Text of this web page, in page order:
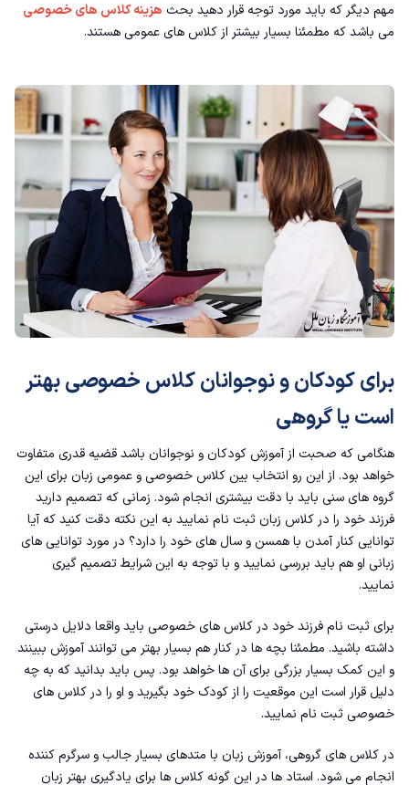
مهم دیگر که باید مورد توجه قرار دهید بحث هزینه کلاس های خصوصی
می باشد که مطمئنا بسیار بیشتر از کلاس های عمومی هستند.
برای کودکان و نوجوانان کلاس خصوصی بهتر
است یا گروهی
هنگامی که صحبت از آموزش کودکان و نوجوانان باشد قضیه قدری متفاوت
خواهد بود. از این رو انتخاب بین کلاس خصوصی و عمومی زبان برای این
گروه های سنی باید با دقت بیشتری انجام شود. زمانی که تصمیم دارید
فرزند خود را در کلاس زبان ثبت نام نمایید به این نکته دقت کنید که آیا
توانایی کنار آمدن با همسن و سال های خود را دارد؟ در مورد توانایی های
زبانی او هم باید بررسی نمایید و با توجه به این شرایط تصمیم گیری
نمایید.
برای ثبت نام فرزند خود در کلاس های خصوصی باید واقعا دلایل درستی
داشته باشید. مطمئنا بچه ها در کنار هم بسیار بهتر می توانند آموزش ببینند
و این کمک بسیار بزرگی برای آن ها خواهد بود. پس باید بدانید که به چه
دلیل قرار است این موقعیت را از کودک‌ خود بگیرید و او را در کلاس های
خصوصی ثبت نام نمایید.
در کلاس های گروهی، آموزش زبان با متدهای بسیار جالب و سرگرم کننده
انجام می شود. استاد ها در این گونه کلاس ها برای یادگیری بهتر زبان